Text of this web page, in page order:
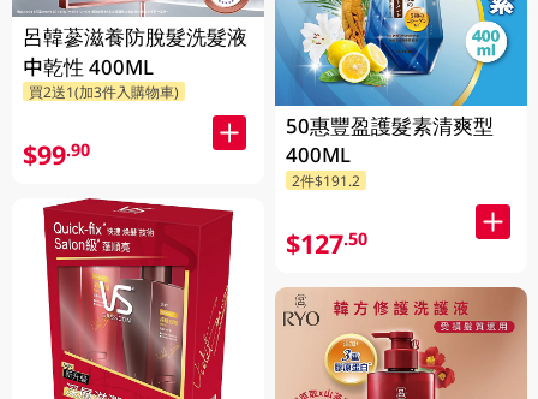
呂韓蔘滋養防脫髮洗髮液
中乾性 400ML
買2送1(加3件入購物車)
$99.90
50惠豐盈護髮素清爽型
400ML
2件$191.2
$127.50